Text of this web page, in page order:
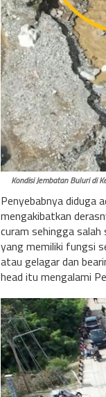
Kondisi Jembatan Buluri di
Penyebabnya diduga
mengakibatkan
curam sehingga
yang memiliki fungsi
atau gelagar dan
head itu mengalami